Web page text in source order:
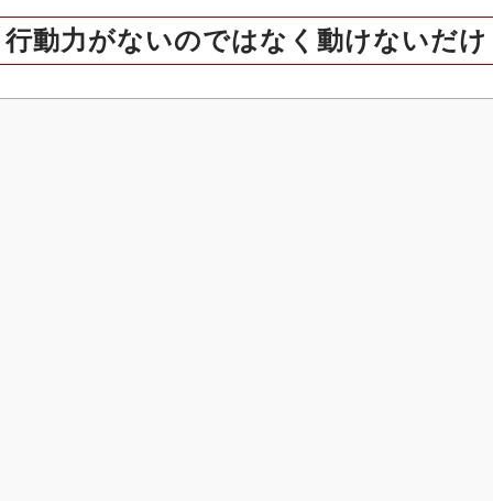
行動力がないのではなく動けないだけ